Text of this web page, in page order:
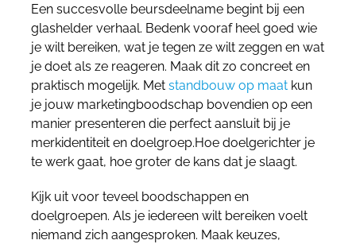
Een succesvolle beursdeelname begint bij een
glashelder verhaal. Bedenk vooraf heel goed wie
je wilt bereiken, wat je tegen ze wilt zeggen en wat
je doet als ze reageren. Maak dit zo concreet en
praktisch mogelijk. Met standbouw op maat kun
je jouw marketingboodschap bovendien op een
manier presenteren die perfect aansluit bij je
merkidentiteit en doelgroep.Hoe doelgerichter je
te werk gaat, hoe groter de kans dat je slaagt.
Kijk uit voor teveel boodschappen en
doelgroepen. Als je iedereen wilt bereiken voelt
niemand zich aangesproken. Maak keuzes,